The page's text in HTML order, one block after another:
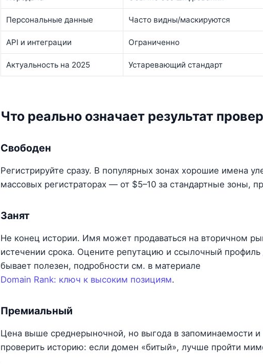
Персональные данные Часто видны/маскируются
API и интеграции Ограниченно
Актуальность на 2025 Устаревающий стандарт
Что реально означает результат
Свободен
Регистрируйте сразу. В популярных зонах хорошие имена
массовых регистраторах — от $5–10 за стандартные зоны,
Занят
Не конец истории. Имя может продаваться на вторичном
истечении срока. Оцените репутацию и ссылочный
бывает полезен, подробности см. в материале
Domain Rank: ключ к высоким позициям.
Премиальный
Цена выше среднерыночной, но выгода в запоминаемости
проверить историю: если домен «битый», лучше пройти